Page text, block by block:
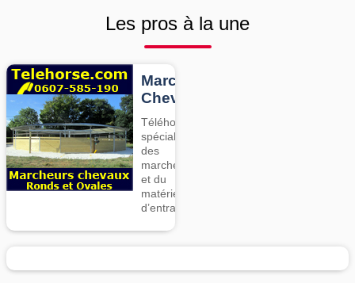
Les pros à la une
Marcheurs
Chevaux
Téléhorse,
spécialiste
des
marcheurs
et du
matériel
d’entrainement